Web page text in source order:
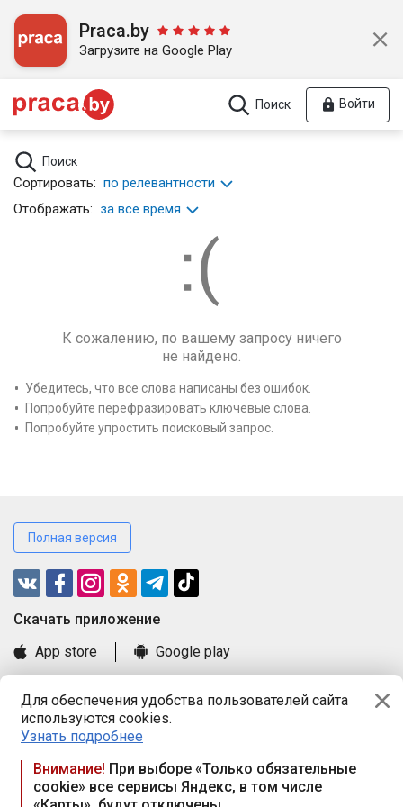
Для обеспечения удобства пользователей сайта
используются cookies.
Узнать подробнее
Внимание! При выборе «Только обязательные
cookie» все сервисы Яндекс, в том числе
Praca.by
Загрузите на Google Play
Поиск Войти
Поиск
Сортировать: по релевантности
Отображать: за все время
К сожалению, по вашему запросу ничего
не найдено.
Убедитесь, что все слова написаны без ошибок.
Попробуйте перефразировать ключевые слова.
Попробуйте упростить поисковый запрос.
Полная версия
Cкачать приложение
App store
Google play
Книга замечаний и предложений
Правила и документы
Praca.by © 2000—2026, ООО «ПРАЦА БАЙ»
Республика Беларусь, 220114, г. Минск, пр-т Независимости
117а, пом. № 9.